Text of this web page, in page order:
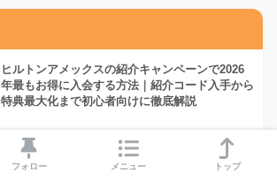
ヒルトンアメックスの紹介キャンペーンで2026
年最もお得に入会する方法｜紹介コード入手から
特典最大化まで初心者向けに徹底解説
VPNおすすめ比較4選【2026年最新】初めてでも
失敗しない個人向けの選び方を実測速度・料金で
徹底解説
フォロー メニュー トップ